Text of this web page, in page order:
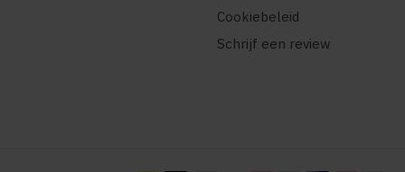
Cookiebeleid
Schrijf een review